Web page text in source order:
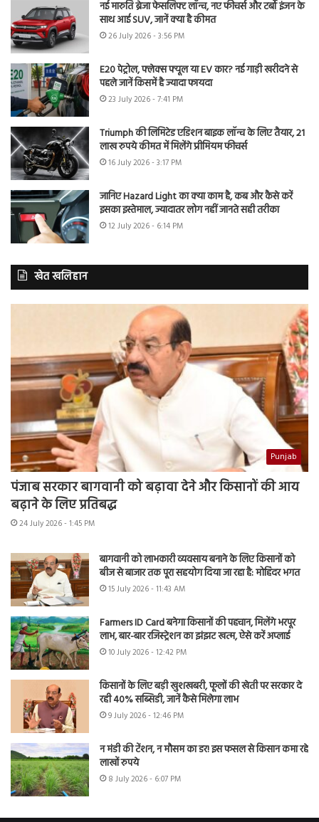
नई मारुति ब्रेजा फेसलिफ्ट लॉन्च, नए फीचर्स और टर्बो इंजन के
साथ आई SUV, जानें क्या है कीमत
26 July 2026 - 3:56 PM
E20 पेट्रोल, फ्लेक्स फ्यूल या EV कार? नई गाड़ी खरीदने से
पहले जानें किसमें है ज्यादा फायदा
23 July 2026 - 7:41 PM
Triumph की लिमिटेड एडिशन बाइक लॉन्च के लिए तैयार, 21
लाख रुपये कीमत में मिलेंगे प्रीमियम फीचर्स
16 July 2026 - 3:17 PM
जानिए Hazard Light का क्या काम है, कब और कैसे करें
इसका इस्तेमाल, ज्यादातर लोग नहीं जानते सही तरीका
12 July 2026 - 6:14 PM
खेत खलिहान
Punjab
पंजाब सरकार बागवानी को बढ़ावा देने और किसानों की आय
बढ़ाने के लिए प्रतिबद्ध
24 July 2026 - 1:45 PM
बागवानी को लाभकारी व्यवसाय बनाने के लिए किसानों को
बीज से बाजार तक पूरा सहयोग दिया जा रहा है: मोहिंदर भगत
15 July 2026 - 11:43 AM
Farmers ID Card बनेगा किसानों की पहचान, मिलेंगे भरपूर
लाभ, बार-बार रजिस्ट्रेशन का झंझट खत्म, ऐसे करें अप्लाई
10 July 2026 - 12:42 PM
किसानों के लिए बड़ी खुशखबरी, फूलों की खेती पर सरकार दे
रही 40% सब्सिडी, जानें कैसे मिलेगा लाभ
9 July 2026 - 12:46 PM
न मंडी की टेंशन, न मौसम का डर! इस फसल से किसान कमा रहे
लाखों रुपये
8 July 2026 - 6:07 PM